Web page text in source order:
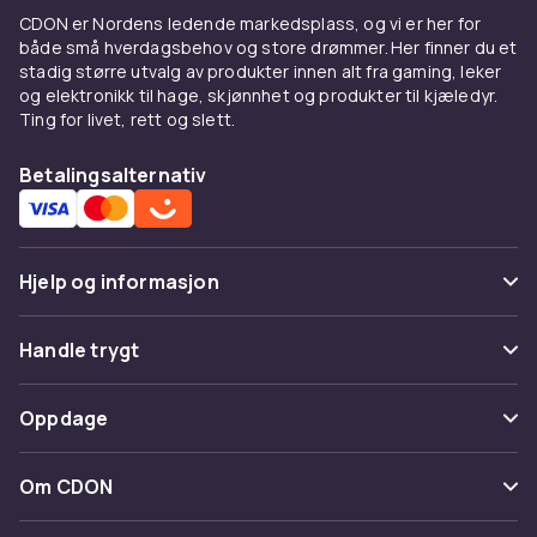
som forenkler hele opplevelsen.
Puslespilllim som bevarer det
ferdige puslespillet ditt
Når den siste brikken er plassert, ønsker
mange å bevare resultatet. Med puslespilllim
kan du feste brikkene permanent og gjøre
puslespillet klart for innramming. Limet påføres
oppå puslespillet og tørker gjennomsiktig, noe
som betyr at fargene og detaljene i motivet
beholdes. Et ferdig puslespill kan bli et
personlig maleri i hjemmet eller en verdifull
For barn og voksne som
elsker puslespill
Puslespillmatter og puslespilllim passer både
CDON er Nordens ledende markedsplass, og vi er her for
både små hverdagsbehov og store drømmer. Her finner du et
stadig større utvalg av produkter innen alt fra gaming, leker
og elektronikk til hage, skjønnhet og produkter til kjæledyr.
Ting for livet, rett og slett.
Betalingsalternativ
Hjelp og informasjon
Vanlige spørsmål
Spor pakke
Angre & returner her
Kontakt oss
Handle trygt
Betaling
Levering
Oppdage
Kategorier
Varemerker
Om CDON